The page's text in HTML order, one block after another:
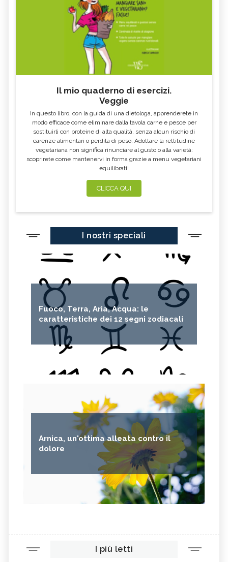
Il mio quaderno di esercizi.
Veggie
In questo libro, con la guida di una dietologa, apprenderete in
modo efficace come eliminare dalla tavola carne e pesce per
sostituirli con proteine di alta qualità, senza alcun rischio di
carenze alimentari o perdita di peso. Adottare la rettitudine
vegetariana non significa rinunciare al gusto o alla varietà:
scoprirete come mantenervi in forma grazie a menu vegetariani
equilibrati!
CLICCA QUI
I nostri speciali
Fuoco, Terra, Aria, Acqua: le
caratteristiche dei 12 segni zodiacali
Arnica, un'ottima alleata contro il
dolore
I più letti